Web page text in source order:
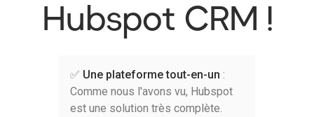
Hubspot CRM !
✅ Une plateforme tout-en-un :
Comme nous l'avons vu, Hubspot
est une solution très complète.